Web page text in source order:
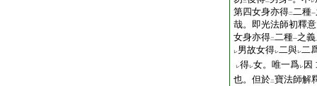
第四女身亦得二二種一
哉。即光法師初釋
女身亦得二二種一之義
レ男故女得レ二與レ二
レ得レ女。唯一爲レ 因
也。但於二寶法師解